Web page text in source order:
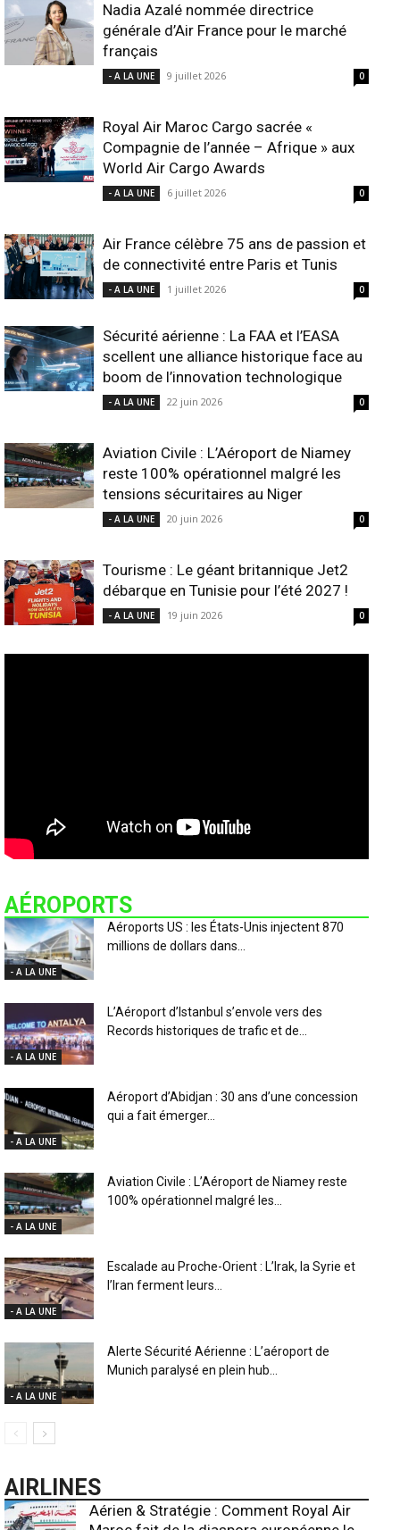
Nadia Azalé nommée directrice
générale d’Air France pour le marché
français
- A LA UNE 9 juillet 2026 0
Royal Air Maroc Cargo sacrée «
Compagnie de l’année – Afrique » aux
World Air Cargo Awards
- A LA UNE 6 juillet 2026 0
Air France célèbre 75 ans de passion et
de connectivité entre Paris et Tunis
- A LA UNE 1 juillet 2026 0
Sécurité aérienne : La FAA et l’EASA
scellent une alliance historique face au
boom de l’innovation technologique
- A LA UNE 22 juin 2026 0
Aviation Civile : L’Aéroport de Niamey
reste 100% opérationnel malgré les
tensions sécuritaires au Niger
- A LA UNE 20 juin 2026 0
Tourisme : Le géant britannique Jet2
débarque en Tunisie pour l’été 2027 !
- A LA UNE 19 juin 2026 0
AÉROPORTS
- A LA UNE
Aéroports US : les États-Unis injectent 870
millions de dollars dans...
- A LA UNE
L’Aéroport d’Istanbul s’envole vers des
Records historiques de trafic et de...
- A LA UNE
Aéroport d’Abidjan : 30 ans d’une concession
qui a fait émerger...
- A LA UNE
Aviation Civile : L’Aéroport de Niamey reste
100% opérationnel malgré les...
- A LA UNE
Escalade au Proche-Orient : L’Irak, la Syrie et
l’Iran ferment leurs...
- A LA UNE
Alerte Sécurité Aérienne : L’aéroport de
Munich paralysé en plein hub...
AIRLINES
Aérien & Stratégie : Comment Royal Air